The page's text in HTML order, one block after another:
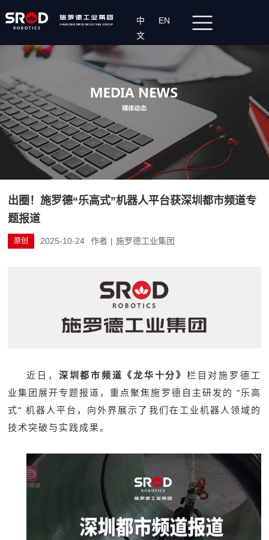
中
文
EN
出圈！施罗德“乐高式”机器人平台获深圳都市频道专
题报道
原创 2025-10-24 作者 | 施罗德工业集团
近日， 深圳都市频道《龙华十分》 栏目对施罗德工
业集团展开专题报道，重点聚焦施罗德自主研发的 “乐高
式” 机器人平台，向外界展示了我们在工业机器人领域的
技术突破与实践成果。